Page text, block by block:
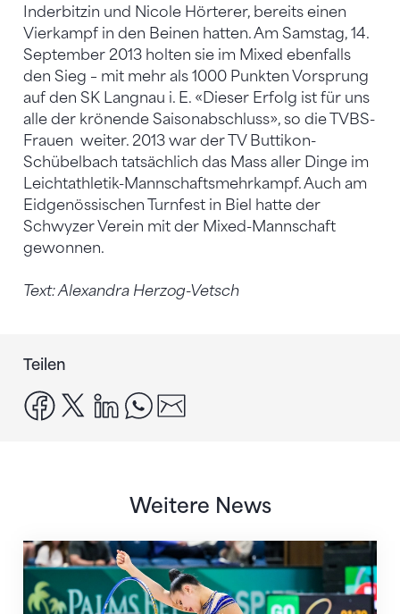
Inderbitzin und Nicole Hörterer, bereits einen
Vierkampf in den Beinen hatten. Am Samstag, 14.
September 2013 holten sie im Mixed ebenfalls
den Sieg – mit mehr als 1000 Punkten Vorsprung
auf den SK Langnau i. E. «Dieser Erfolg ist für uns
alle der krönende Saisonabschluss», so die TVBS-
Frauen weiter. 2013 war der TV Buttikon-
Schübelbach tatsächlich das Mass aller Dinge im
Leichtathletik-Mannschaftsmehrkampf. Auch am
Eidgenössischen Turnfest in Biel hatte der
Schwyzer Verein mit der Mixed-Mannschaft
gewonnen.
Text: Alexandra Herzog-Vetsch
Teilen
facebook
x linkedinwhatsapp
Weitere News
Nächster Halt: Weltmeisterschaft